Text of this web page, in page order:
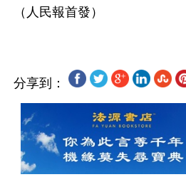
分享到：